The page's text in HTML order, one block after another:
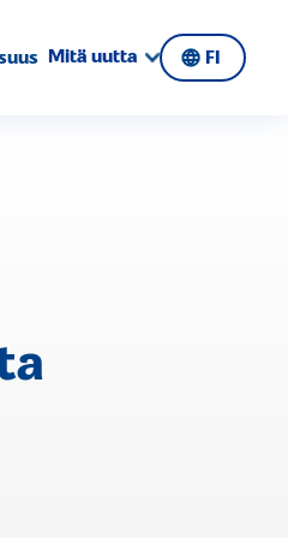
Mitä uutta FI